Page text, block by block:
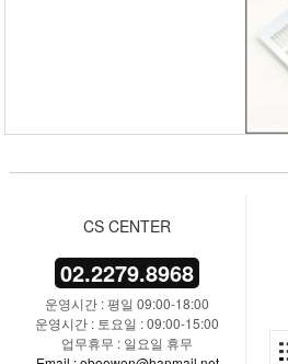
CS CENTER
02.2279.8968
운영시간 : 평일 09:00-18:00
운영시간 : 토요일 : 09:00-15:00
업무휴무 : 일요일 휴무